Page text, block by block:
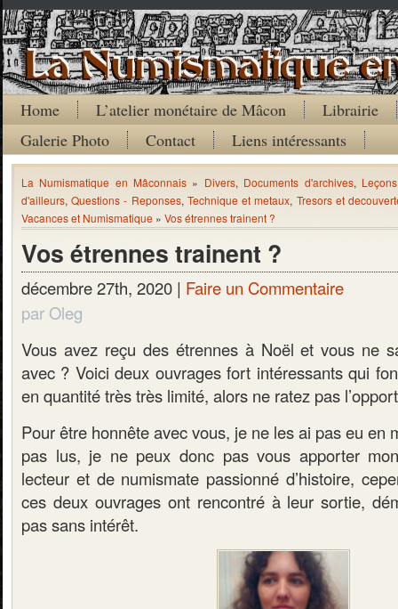
Home L’atelier monétaire de Mâcon
Librairie
Galerie Photo
Contact Liens intéressants
La Numismatique en Mâconnais » Divers, Documents d'archives,
d'ailleurs,Questions - Reponses, Technique et metaux, Tresors et
Vacances et Numismatique » Vos étrennes trainent ?
Vos étrennes trainent ?
décembre 27th, 2020 | Faire un Commentaire
par Oleg
Vous avez reçu des étrennes à Noël et vous ne
avec ? Voici deux ouvrages fort intéressants qui
en quantité très très limité, alors ne ratez pas
Pour être honnête avec vous, je ne les ai pas eu en
pas lus, je ne peux donc pas vous apporter
lecteur et de numismate passionné d’histoire,
ces deux ouvrages ont rencontré à leur sortie,
pas sans intérêt.